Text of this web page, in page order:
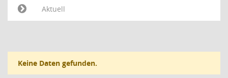
Aktuell
Keine Daten gefunden.